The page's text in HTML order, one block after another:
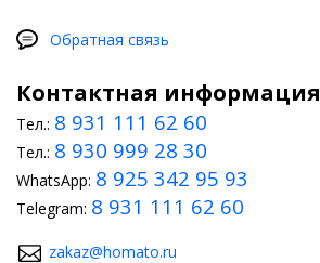
Обратная связь
Контактная информация
Тел.: 8 931 111 62 60
Тел.: 8 930 999 28 30
WhatsApp: 8 925 342 95 93
Telegram: 8 931 111 62 60
zakaz@homato.ru